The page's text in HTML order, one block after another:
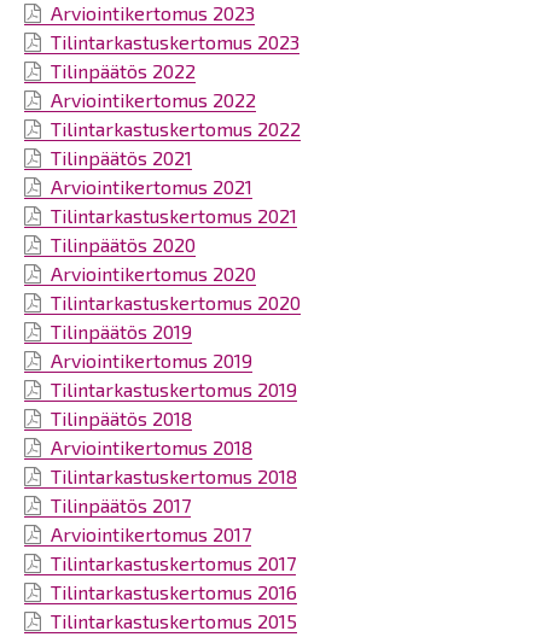
Arviointikertomus 2023
Tilintarkastuskertomus 2023
Tilinpäätös 2022
Arviointikertomus 2022
Tilintarkastuskertomus 2022
Tilinpäätös 2021
Arviointikertomus 2021
Tilintarkastuskertomus 2021
Tilinpäätös 2020
Arviointikertomus 2020
Tilintarkastuskertomus 2020
Tilinpäätös 2019
Arviointikertomus 2019
Tilintarkastuskertomus 2019
Tilinpäätös 2018
Arviointikertomus 2018
Tilintarkastuskertomus 2018
Tilinpäätös 2017
Arviointikertomus 2017
Tilintarkastuskertomus 2017
Tilintarkastuskertomus 2016
Tilintarkastuskertomus 2015